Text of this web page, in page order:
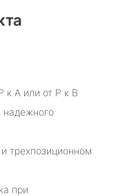
к A или от P к B
надежного
трехпозиционном
при